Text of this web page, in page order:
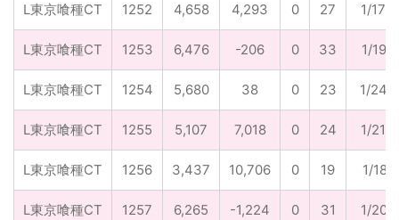
L東京喰種CT 1252 4,658 4,293 0 27 1/173
L東京喰種CT 1253 6,476 -206 0 33 1/196
L東京喰種CT 1254 5,680 38 0 23 1/247
L東京喰種CT 1255 5,107 7,018 0 24 1/213
L東京喰種CT 1256 3,437 10,706 0 19 1/181
L東京喰種CT 1257 6,265 -1,224 0 31 1/202